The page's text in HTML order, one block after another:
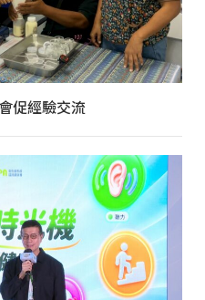
促經驗交流